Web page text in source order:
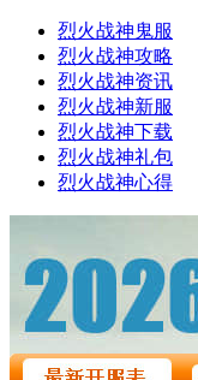
烈火战神鬼服
烈火战神攻略
烈火战神资讯
烈火战神新服
烈火战神下载
烈火战神礼包
烈火战神心得